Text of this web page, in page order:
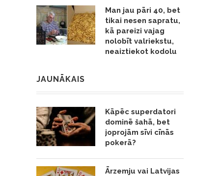
Man jau pāri 40, bet
tikai nesen sapratu,
kā pareizi vajag
nolobīt valriekstu,
neaiztiekot kodolu
JAUNĀKAIS
Kāpēc superdatori
dominē šahā, bet
joprojām sīvi cīnās
pokerā?
Ārzemju vai Latvijas